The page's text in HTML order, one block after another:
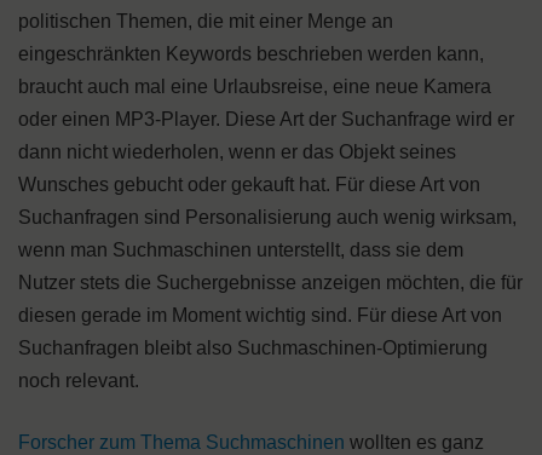
politischen Themen, die mit einer Menge an
eingeschränkten Keywords beschrieben werden kann,
braucht auch mal eine Urlaubsreise, eine neue Kamera
oder einen MP3-Player. Diese Art der Suchanfrage wird er
dann nicht wiederholen, wenn er das Objekt seines
Wunsches gebucht oder gekauft hat. Für diese Art von
Suchanfragen sind Personalisierung auch wenig wirksam,
wenn man Suchmaschinen unterstellt, dass sie dem
Nutzer stets die Suchergebnisse anzeigen möchten, die für
diesen gerade im Moment wichtig sind. Für diese Art von
Suchanfragen bleibt also Suchmaschinen-Optimierung
noch relevant.
Forscher zum Thema Suchmaschinen wollten es ganz